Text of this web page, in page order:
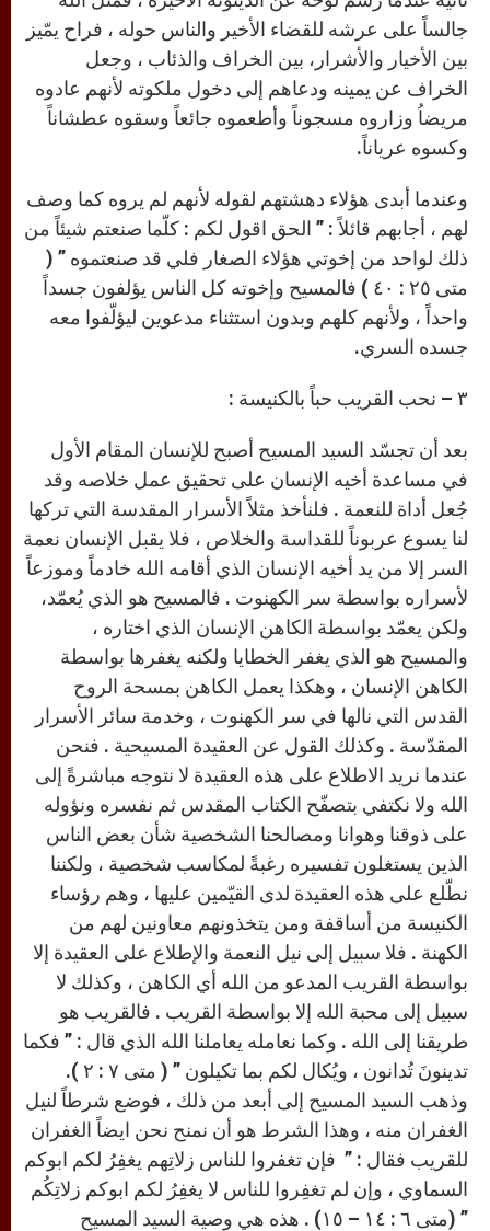
جالساً على عرشه للقضاء الأخير والناس حوله ، فراح يمّيز
بين الأخيار والأشرار، بين الخراف والذئاب ، وجعل
الخراف عن يمينه ودعاهم إلى دخول ملكوته لأنهم عادوه
مريضاُ وزاروه مسجوناً وأطعموه جائعاً وسقوه عطشاناً
وكسوه عرياناً.
وعندما أبدى هؤلاء دهشتهم لقوله لأنهم لم يروه كما وصف
لهم ، أجابهم قائلاً : ” الحق اقول لكم : كلّما صنعتم شيئاً من
ذلك لواحد من إخوتي هؤلاء الصغار فلي قد صنعتموه ” (
متى ٢٥ : ٤٠ ) فالمسيح وإخوته كل الناس يؤلفون جسداً
واحداً ، ولأنهم كلهم وبدون استثناء مدعوين ليؤلّفوا معه
جسده السري.
٣ – نحب القريب حباً بالكنيسة :
بعد أن تجسّد السيد المسيح أصبح للإنسان المقام الأول
في مساعدة أخيه الإنسان على تحقيق عمل خلاصه وقد
جُعل أداة للنعمة . فلنأخذ مثلاً الأسرار المقدسة التي تركها
لنا يسوع عربوناً للقداسة والخلاص ، فلا يقبل الإنسان نعمة
السر إلا من يد أخيه الإنسان الذي أقامه الله خادماً وموزعاً
لأسراره بواسطة سر الكهنوت . فالمسيح هو الذي يُعمّد،
ولكن يعمّد بواسطة الكاهن الإنسان الذي اختاره ،
والمسيح هو الذي يغفر الخطايا ولكنه يغفرها بواسطة
الكاهن الإنسان ، وهكذا يعمل الكاهن بمسحة الروح
القدس التي نالها في سر الكهنوت ، وخدمة سائر الأسرار
المقدّسة . وكذلك القول عن العقيدة المسيحية . فنحن
عندما نريد الاطلاع على هذه العقيدة لا نتوجه مباشرةً إلى
الله ولا نكتفي بتصفّح الكتاب المقدس ثم نفسره ونؤوله
على ذوقنا وهوانا ومصالحنا الشخصية شأن بعض الناس
الذين يستغلون تفسيره رغبةً لمكاسب شخصية ، ولكننا
نطّلع على هذه العقيدة لدى القيّمين عليها ، وهم رؤساء
الكنيسة من أساقفة ومن يتخذونهم معاونين لهم من
الكهنة . فلا سبيل إلى نيل النعمة والإطلاع على العقيدة إلا
بواسطة القريب المدعو من الله أي الكاهن ، وكذلك لا
سبيل إلى محبة الله إلا بواسطة القريب . فالقريب هو
طريقنا إلى الله . وكما نعامله يعاملنا الله الذي قال : ” فكما
تدينونَ تُدانون ، ويُكال لكم بما تكيلون ” ( متى ٧ : ٢ ).
وذهب السيد المسيح إلى أبعد من ذلك ، فوضع شرطاً لنيل
الغفران منه ، وهذا الشرط هو أن نمنح نحن ايضاً الغفران
للقريب فقال : ” فإن تغفروا للناس زلاتِهم يغفِرُ لكم ابوكم
السماوي ، وإن لم تغفِروا للناس لا يغفِرُ لكم ابوكم زلاتِكُم
” (متى ٦ : ١٤ – ١٥) . هذه هي وصية السيد المسيح